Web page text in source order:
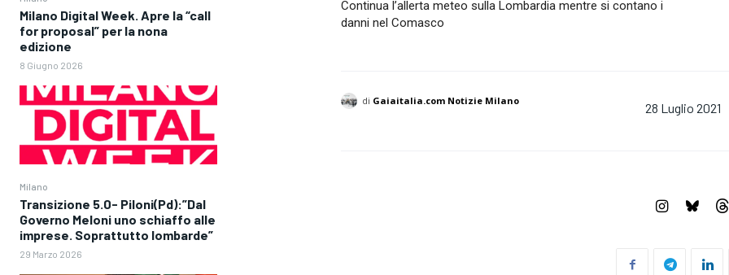
Milano Digital Week. Apre la “call
for proposal” per la nona
edizione
8 Giugno 2026
Milano
Transizione 5.0- Piloni(Pd):”Dal
Governo Meloni uno schiaffo alle
imprese. Soprattutto lombarde”
29 Marzo 2026
Continua l’allerta meteo sulla Lombardia mentre si contano i
danni nel Comasco
di Gaiaitalia.com Notizie Milano
28 Luglio 2021